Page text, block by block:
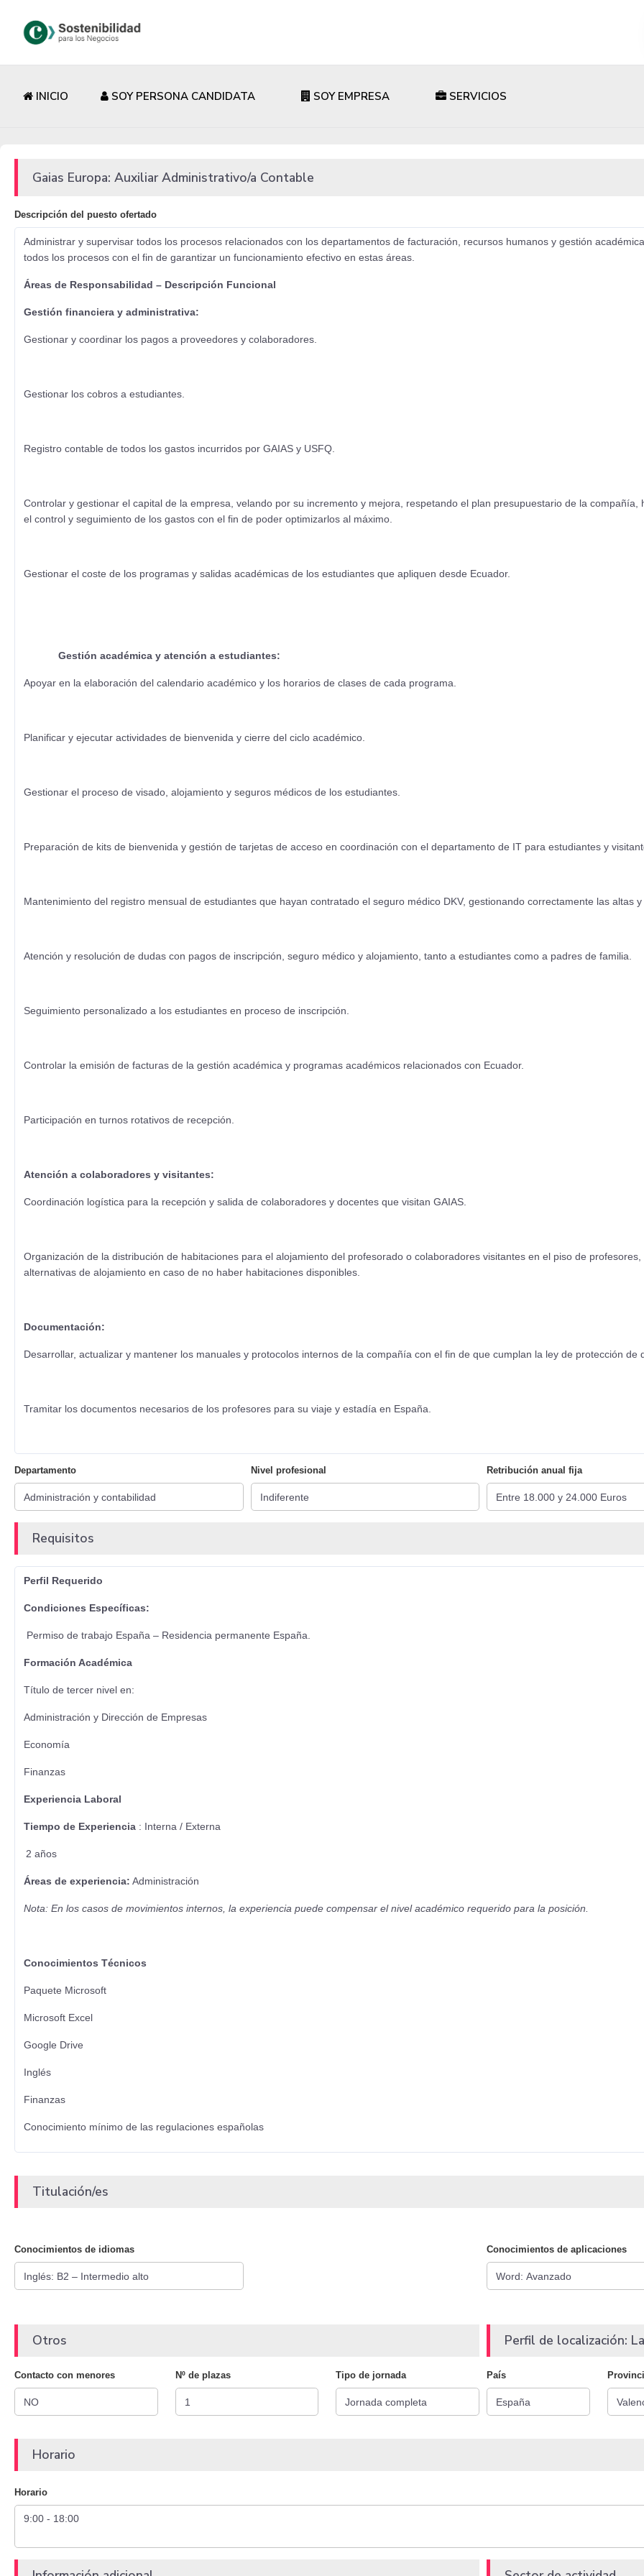
INICIO SOY PERSONA CANDIDATA SOY EMPRESA SERVICIOS
Gaias Europa: Auxiliar Administrativo/a Contable
Descripción del puesto ofertado
Administrar y supervisar todos los procesos relacionados con los departamentos de facturación, recursos humanos y gestión
todos los procesos con el fin de garantizar un funcionamiento efectivo en estas áreas.
Áreas de Responsabilidad – Descripción Funcional
Gestión financiera y administrativa:
Gestionar y coordinar los pagos a proveedores y colaboradores.
Gestionar los cobros a estudiantes.
Registro contable de todos los gastos incurridos por GAIAS y USFQ.
Controlar y gestionar el capital de la empresa, velando por su incremento y mejora, respetando el plan presupuestario de la compañía,
el control y seguimiento de los gastos con el fin de poder optimizarlos al máximo.
Gestionar el coste de los programas y salidas académicas de los estudiantes que apliquen desde Ecuador.
Gestión académica y atención a estudiantes:
Apoyar en la elaboración del calendario académico y los horarios de clases de cada programa.
Planificar y ejecutar actividades de bienvenida y cierre del ciclo académico.
Gestionar el proceso de visado, alojamiento y seguros médicos de los estudiantes.
Preparación de kits de bienvenida y gestión de tarjetas de acceso en coordinación con el departamento de IT para estudiantes y
Mantenimiento del registro mensual de estudiantes que hayan contratado el seguro médico DKV, gestionando correctamente las altas y
Atención y resolución de dudas con pagos de inscripción, seguro médico y alojamiento, tanto a estudiantes como a padres de familia.
Seguimiento personalizado a los estudiantes en proceso de inscripción.
Controlar la emisión de facturas de la gestión académica y programas académicos relacionados con Ecuador.
Participación en turnos rotativos de recepción.
Atención a colaboradores y visitantes:
Coordinación logística para la recepción y salida de colaboradores y docentes que visitan GAIAS.
Organización de la distribución de habitaciones para el alojamiento del profesorado o colaboradores visitantes en el piso de
alternativas de alojamiento en caso de no haber habitaciones disponibles.
Documentación:
Desarrollar, actualizar y mantener los manuales y protocolos internos de la compañía con el fin de que cumplan la ley de protección de
Tramitar los documentos necesarios de los profesores para su viaje y estadía en España.
Departamento Nivel profesional Retribución anual fija
Requisitos
Perfil Requerido
Condiciones Específicas:
Permiso de trabajo España – Residencia permanente España.
Formación Académica
Título de tercer nivel en:
Administración y Dirección de Empresas
Economía
Finanzas
Experiencia Laboral
Tiempo de Experiencia : Interna / Externa
2 años
Áreas de experiencia: Administración
Nota: En los casos de movimientos internos, la experiencia puede compensar el nivel académico requerido para la posición.
Conocimientos Técnicos
Paquete Microsoft
Microsoft Excel
Google Drive
Inglés
Finanzas
Conocimiento mínimo de las regulaciones españolas
Titulación/es
Conocimientos de idiomas Conocimientos de aplicaciones
Otros
Contacto con menores Nº de plazas Tipo de jornada
Perfil de localización:
País
Horario
Horario